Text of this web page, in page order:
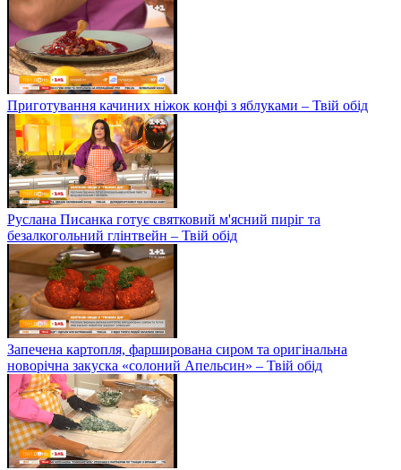
Приготування качиних ніжок конфі з яблуками – Твій обід
Руслана Писанка готує святковий м'ясний пиріг та
безалкогольний глінтвейн – Твій обід
Запечена картопля, фарширована сиром та оригінальна
новорічна закуска «солоний Апельсин» – Твій обід